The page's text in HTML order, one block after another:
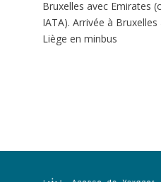
Bruxelles avec Emirates
IATA). Arrivée à
Liège en minbus